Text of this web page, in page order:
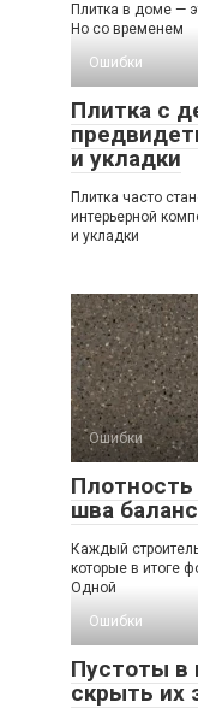
Плитка в доме —
Но со временем
Ошибки
Плитка с
и укладки
Плитка часто
интерьерной
и укладки
Ошибки
шва
Каждый
которые в итоге
Одной
Ошибки
Пустоты в
скрыть их